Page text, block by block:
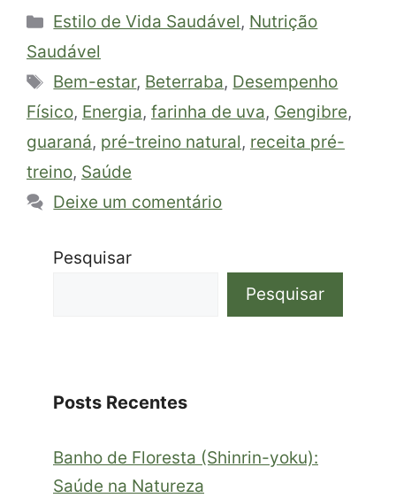
Categorias
Estilo de Vida Saudável, Nutrição
Saudável
Tags
Bem-estar, Beterraba, Desempenho
Físico, Energia, farinha de uva, Gengibre,
guaraná, pré-treino natural, receita pré-
treino, Saúde
Deixe um comentário
Pesquisar
Pesquisar
Posts Recentes
Banho de Floresta (Shinrin-yoku):
Saúde na Natureza